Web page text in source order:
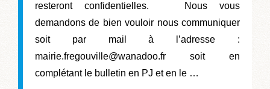
resteront confidentielles. Nous vous
demandons de bien vouloir nous communiquer
soit par mail à l’adresse :
mairie.fregouville@wanadoo.fr soit en
complétant le bulletin en PJ et en le …